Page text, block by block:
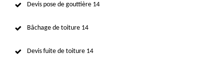
Devis pose de gouttière 14
Bâchage de toiture 14
Devis fuite de toiture 14